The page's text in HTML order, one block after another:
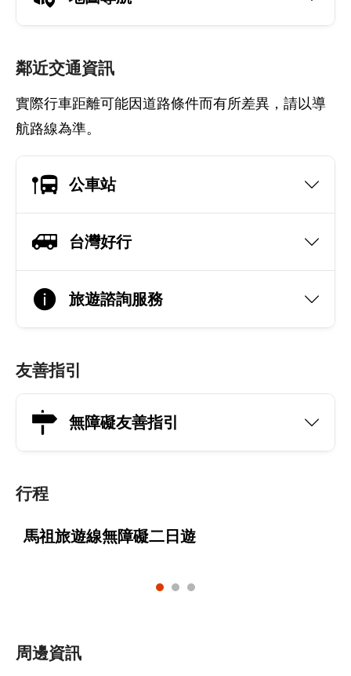
鄰近交通資訊
實際行車距離可能因道路條件而有所差異，請以導
航路線為準。
公車站
台灣好行
旅遊諮詢服務
友善指引
無障礙友善指引
行程
馬祖旅遊線無障礙二日遊
周邊資訊